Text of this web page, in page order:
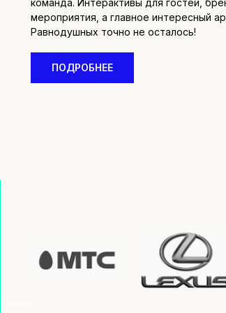
мероприятия, а главное интересный
Равнодушных точно не осталось!
ПОДРОБНЕЕ